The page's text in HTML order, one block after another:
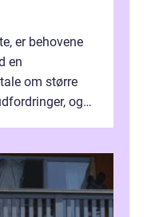
er behovene
en
om større
og